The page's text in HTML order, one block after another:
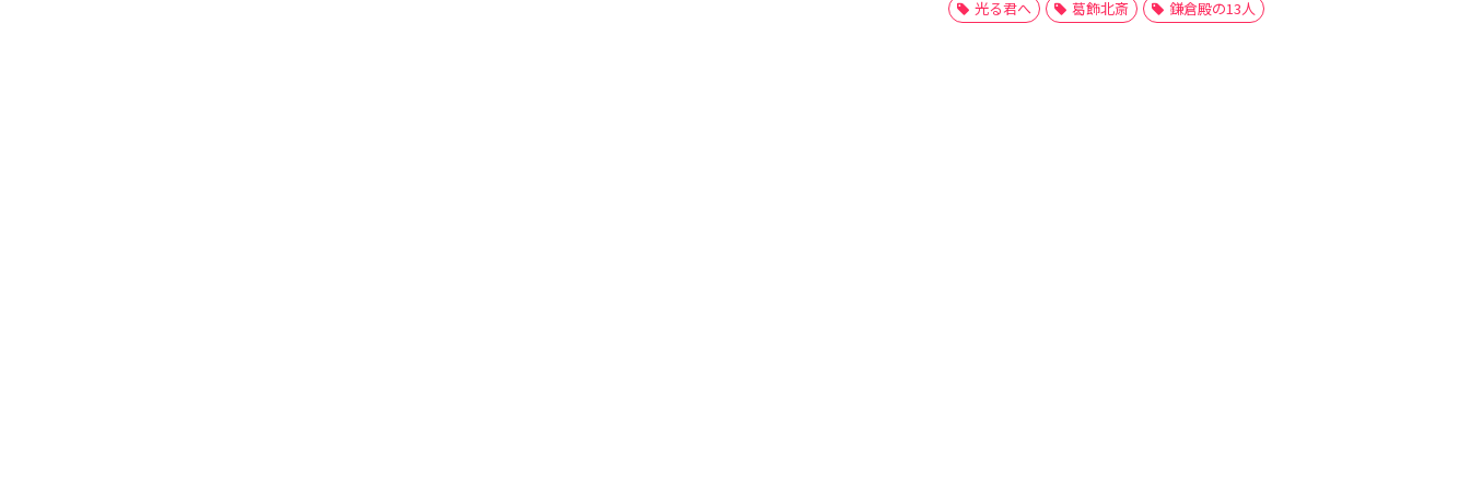
光る君へ 葛飾北斎 鎌倉殿の13人